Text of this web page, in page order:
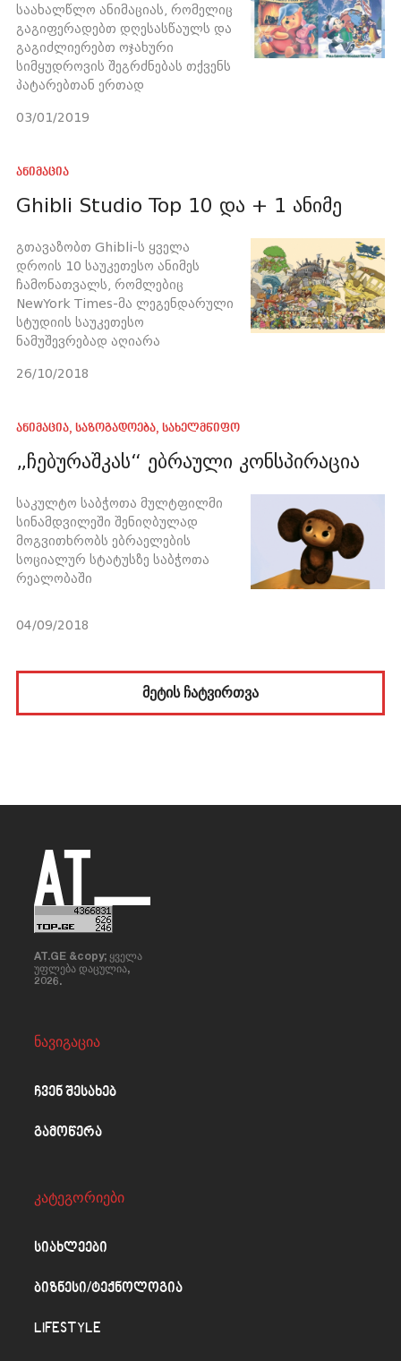
საახალწლო ანიმაციას, რომელიც
გაგიფერადებთ დღესასწაულს და
გაგიძლიერებთ ოჯახური
სიმყუდროვის შეგრძნებას თქვენს
პატარებთან ერთად
03/01/2019
ანიმაცია
Ghibli Studio Top 10 და + 1 ანიმე
გთავაზობთ Ghibli-ს ყველა
დროის 10 საუკეთესო ანიმეს
ჩამონათვალს, რომლებიც
NewYork Times-მა ლეგენდარული
სტუდიის საუკეთესო
ნამუშევრებად აღიარა
26/10/2018
ანიმაცია, საზოგადოება, სახელმწიფო
„ჩებურაშკას“ ებრაული კონსპირაცია
საკულტო საბჭოთა მულტფილმი
სინამდვილეში შენიღბულად
მოგვითხრობს ებრაელების
სოციალურ სტატუსზე საბჭოთა
რეალობაში
04/09/2018
მეტის ჩატვირთვა
AT.GE &copy; ყველა
უფლება დაცულია,
2026.
ნავიგაცია
ჩვენ შესახებ
გამოწერა
კატეგორიები
სიახლეები
ბიზნესი/ტექნოლოგია
LIFESTYLE